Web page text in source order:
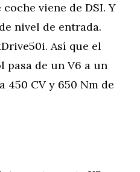
viene de DSI. Y
nivel de entrada.
Así que el
pasa de un V6 a un
450 CV y 650 Nm de